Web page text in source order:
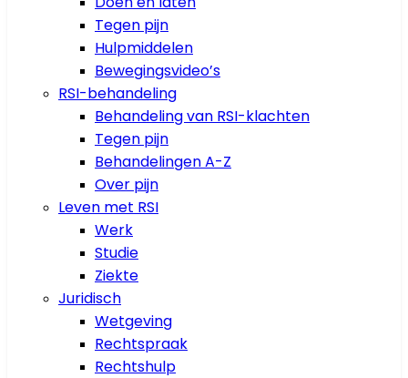
Tegen pijn
Hulpmiddelen
Bewegingsvideo’s
RSI-behandeling
Behandeling van RSI-klachten
Tegen pijn
Behandelingen A-Z
Over pijn
Leven met RSI
Werk
Studie
Ziekte
Juridisch
Wetgeving
Rechtspraak
Rechtshulp